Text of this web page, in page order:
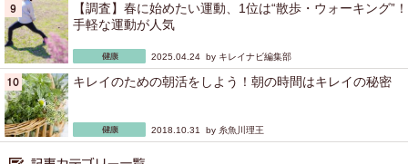
【調査】春に始めたい運動、1位は“散歩・ウォーキング”！
手軽な運動が人気
2025.04.24 by キレイナビ編集部
キレイのための朝活をしよう！朝の時間はキレイの秘密
2018.10.31 by 糸魚川理王